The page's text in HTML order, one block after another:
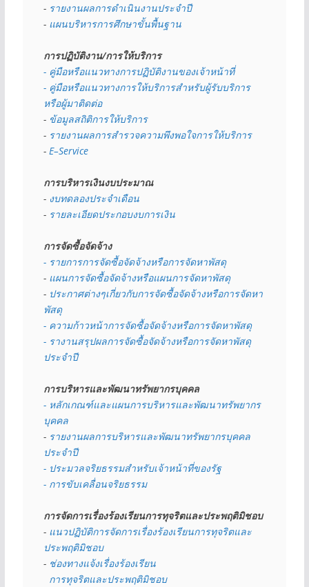
- รายงานผลการดำเนินงานประจำปี
- แผนบริหารการศึกษาขั้นพื้นฐาน
การปฏิบัติงาน/การให้บริการ
- คู่มือหรือแนวทางการปฏิบัติงานของเจ้าหน้าที่
- คู่มือหรือแนวทางการให้บริการสำหรับผู้รับบริการ
หรือผู้มาติดต่อ
- ข้อมูลสถิติการให้บริการ
- รายงานผลการสำรวจความพึงพอใจการให้บริการ
- E–Service
การบริหารเงินงบประมาณ
- งบทดลองประจำเดือน
- รายละเอียดประกอบงบการเงิน
การจัดซื้อจัดจ้าง
- รายการการจัดซื้อจัดจ้างหรือการจัดหาพัสดุ
- แผนการจัดซื้อจัดจ้างหรือแผนการจัดหาพัสดุ
- ประกาศต่างๆเกี่ยวกับการจัดซื้อจัดจ้างหรือการจัดหา
พัสดุ
- ความก้าวหน้าการจัดซื้อจัดจ้างหรือการจัดหาพัสดุ
- รางานสรุปผลการจัดซื้อจัดจ้างหรือการจัดหาพัสดุ
ประจำปี
การบริหารและพัฒนาทรัพยากรบุคคล
- หลักเกณฑ์และแผนการบริหารและพัฒนาทรัพยากร
บุคคล
- รายงานผลการบริหารและพัฒนาทรัพยากรบุคคล
ประจำปี
- ประมวลจริยธรรมสำหรับเจ้าหน้าที่ของรัฐ
- การขับเคลื่อนจริยธรรม
การจัดการเรื่องร้องเรียนการทุจริตและประพฤติมิชอบ
- แนวปฏิบัติการจัดการเรื่องร้องเรียนการทุจริตและ
ประพฤติมิชอบ
- ช่องทางแจ้งเรื่องร้องเรียน
  การทุจริตและประพฤติมิชอบ